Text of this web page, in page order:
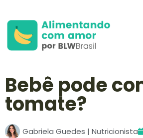
Bebê pode
tomate?
Gabriela Guedes | Nutricionista